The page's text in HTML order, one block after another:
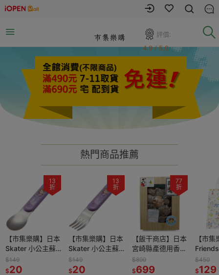
評價:
4.9 / 5.0
熱門商品推薦
13
折
【市集樂購】日本
Skater 小公主蘇
菲亞湯匙 (無附盒)
$149
$20
13
折
【市集樂購】日本
Skater 小公主蘇
菲亞叉子 (無附盒)
$149
$20
77
折
【飯干商店】日本
宮崎縣產德用香菇
禮盒(附提袋)
(70g) (效期
$899
$699
【市
一天托
$450
$129